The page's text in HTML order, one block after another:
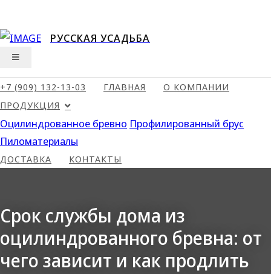
а
г
у
з
к
а
.
.
РУССКАЯ УСАДЬБА
+7 (909) 132-13-03 ГЛАВНАЯ
О КОМПАНИИ
ПРОДУКЦИЯ
Оцилиндрованное бревно Профилированный брус
Пиломатериалы
ДОСТАВКА КОНТАКТЫ
Срок службы дома из
оцилиндрованного бревна: от
чего зависит и как продлить